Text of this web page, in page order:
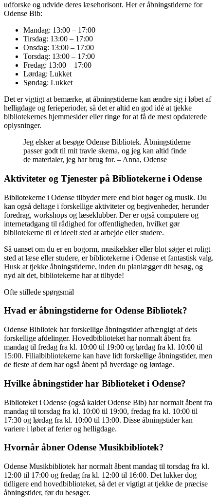
udforske og udvide deres læsehorisont. Her er åbningstiderne for
Odense Bib:
Mandag: 13:00 – 17:00
Tirsdag: 13:00 – 17:00
Onsdag: 13:00 – 17:00
Torsdag: 13:00 – 17:00
Fredag: 13:00 – 17:00
Lørdag: Lukket
Søndag: Lukket
Det er vigtigt at bemærke, at åbningstiderne kan ændre sig i løbet af
helligdage og ferieperioder, så det er altid en god idé at tjekke
bibliotekernes hjemmesider eller ringe for at få de mest opdaterede
oplysninger.
Jeg elsker at besøge Odense Bibliotek. Åbningstiderne
passer godt til mit travle skema, og jeg kan altid finde
de materialer, jeg har brug for. – Anna, Odense
Aktiviteter og Tjenester på Bibliotekerne i Odense
Bibliotekerne i Odense tilbyder mere end blot bøger og musik. Du
kan også deltage i forskellige aktiviteter og begivenheder, herunder
foredrag, workshops og læseklubber. Der er også computere og
internetadgang til rådighed for offentligheden, hvilket gør
bibliotekerne til et ideelt sted at arbejde eller studere.
Så uanset om du er en bogorm, musikelsker eller blot søger et roligt
sted at læse eller studere, er bibliotekerne i Odense et fantastisk valg.
Husk at tjekke åbningstiderne, inden du planlægger dit besøg, og
nyd alt det, bibliotekerne har at tilbyde!
Ofte stillede spørgsmål
Hvad er åbningstiderne for Odense Bibliotek?
Odense Bibliotek har forskellige åbningstider afhængigt af dets
forskellige afdelinger. Hovedbiblioteket har normalt åbent fra
mandag til fredag fra kl. 10:00 til 19:00 og lørdag fra kl. 10:00 til
15:00. Filialbibliotekerne kan have lidt forskellige åbningstider, men
de fleste af dem har også åbent på hverdage og lørdage.
Hvilke åbningstider har Biblioteket i Odense?
Biblioteket i Odense (også kaldet Odense Bib) har normalt åbent fra
mandag til torsdag fra kl. 10:00 til 19:00, fredag fra kl. 10:00 til
17:30 og lørdag fra kl. 10:00 til 13:00. Disse åbningstider kan
variere i løbet af ferier og helligdage.
Hvornår åbner Odense Musikbibliotek?
Odense Musikbibliotek har normalt åbent mandag til torsdag fra kl.
12:00 til 17:00 og fredag fra kl. 12:00 til 16:00. Det lukker dog
tidligere end hovedbiblioteket, så det er vigtigt at tjekke de præcise
åbningstider, før du besøger.